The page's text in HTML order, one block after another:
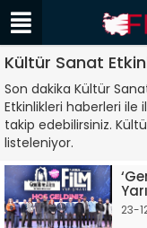
Kültür Sanat
Son dakika Kültür
Etkinlikleri haberleri ile
takip edebilirsiniz.
listeleniyor.
23-